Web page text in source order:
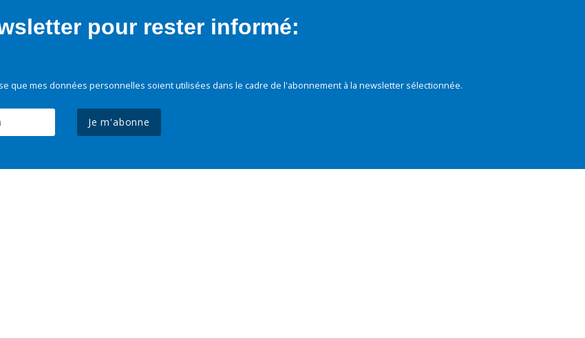
pour rester informé:
que mes données personnelles soient utilisées dans le cadre de l'abonnement à la newsletter sélectionnée.
Je m'abonne